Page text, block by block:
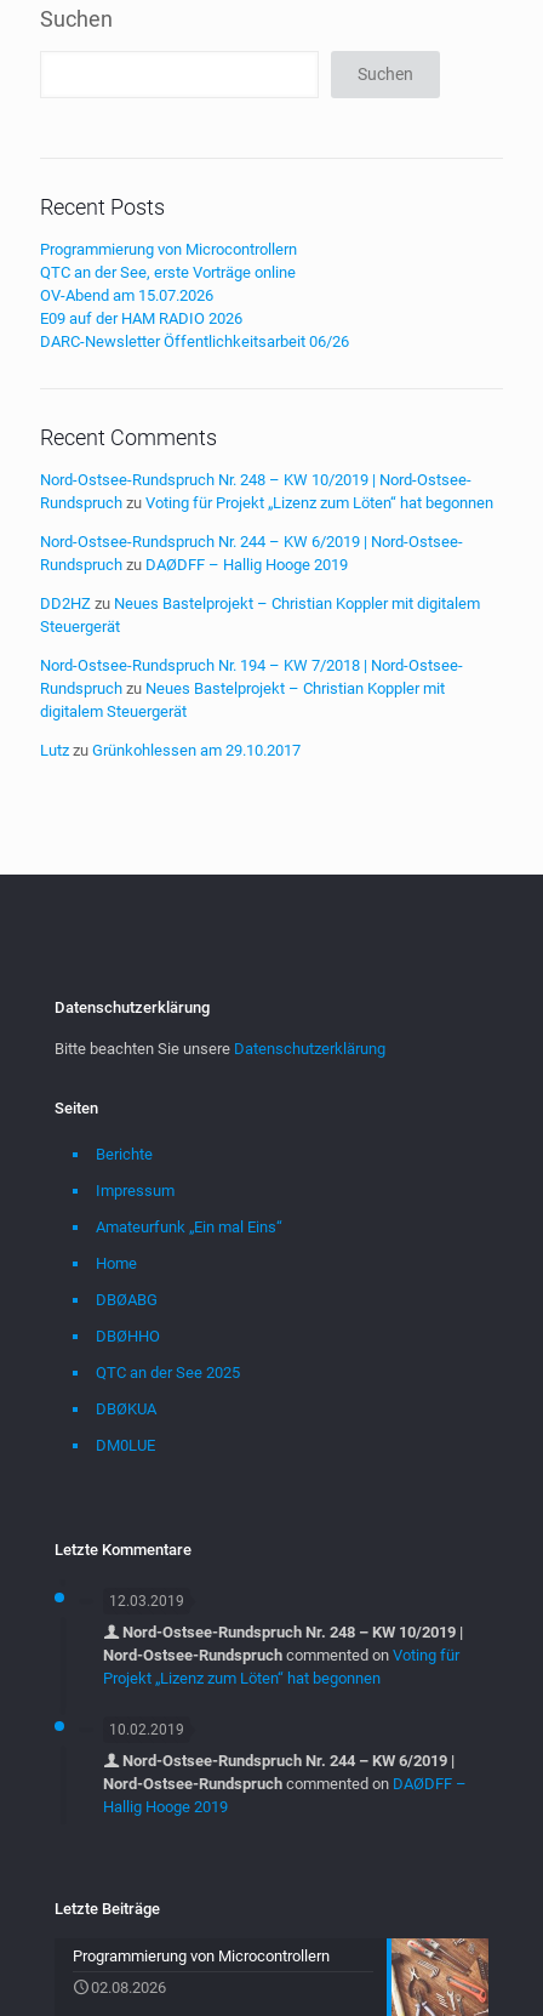
Suchen
Suchen
Recent Posts
Programmierung von Microcontrollern
QTC an der See, erste Vorträge online
OV-Abend am 15.07.2026
E09 auf der HAM RADIO 2026
DARC-Newsletter Öffentlichkeitsarbeit 06/26
Recent Comments
Nord-Ostsee-Rundspruch Nr. 248 – KW 10/2019 | Nord-Ostsee-
Rundspruch zu Voting für Projekt „Lizenz zum Löten“ hat begonnen
Nord-Ostsee-Rundspruch Nr. 244 – KW 6/2019 | Nord-Ostsee-
Rundspruch zu DAØDFF – Hallig Hooge 2019
DD2HZ zu Neues Bastelprojekt – Christian Koppler mit digitalem
Steuergerät
Nord-Ostsee-Rundspruch Nr. 194 – KW 7/2018 | Nord-Ostsee-
Rundspruch zu Neues Bastelprojekt – Christian Koppler mit
digitalem Steuergerät
Lutz zu Grünkohlessen am 29.10.2017
Datenschutzerklärung
Bitte beachten Sie unsere Datenschutzerklärung
Seiten
Berichte
Impressum
Amateurfunk „Ein mal Eins“
Home
DBØABG
DBØHHO
QTC an der See 2025
DBØKUA
DM0LUE
Letzte Kommentare
12.03.2019
Nord-Ostsee-Rundspruch Nr. 248 – KW 10/2019 |
Nord-Ostsee-Rundspruch commented on Voting für
Projekt „Lizenz zum Löten“ hat begonnen
10.02.2019
Nord-Ostsee-Rundspruch Nr. 244 – KW 6/2019 |
Nord-Ostsee-Rundspruch commented on DAØDFF –
Hallig Hooge 2019
Letzte Beiträge
Programmierung von Microcontrollern
02.08.2026